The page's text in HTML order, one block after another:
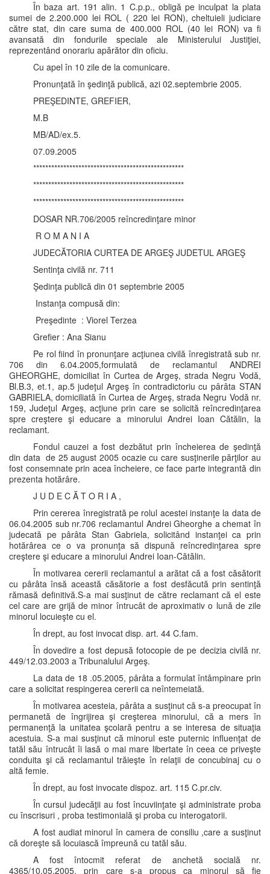
În baza art. 191 alin. 1 C.p.p., obligă pe inculpat la plata
sumei de 2.200.000 lei ROL ( 220 lei RON), cheltuieli judiciare
către stat, din care suma de 400.000 ROL (40 lei RON) va fi
avansată din fondurile speciale ale Ministerului Justiţiei,
reprezentând onorariu apărător din oficiu.
Cu apel în 10 zile de la comunicare.
Pronunţată în şedinţă publică, azi 02.septembrie 2005.
PREŞEDINTE, GREFIER,
M.B
MB/AD/ex.5.
07.09.2005
**************************************************
**************************************************
**************************************************
DOSAR NR.706/2005 reîncredinţare minor
R O M A N I A
JUDECĂTORIA CURTEA DE ARGEŞ JUDETUL ARGEŞ
Sentinţa civilă nr. 711
Şedinţa publică din 01 septembrie 2005
Instanţa compusă din:
Preşedinte : Viorel Terzea
Grefier : Ana Sianu
Pe rol fiind în pronunţare acţiunea civilă înregistrată sub nr.
706 din 6.04.2005,formulată de reclamantul ANDREI
GHEORGHE, domiciliat în Curtea de Argeş, strada Negru Vodă,
Bl.B.3, et.1, ap.5 judeţul Argeş în contradictoriu cu pârâta STAN
GABRIELA, domiciliată în Curtea de Argeş, strada Negru Vodă nr.
159, Judeţul Argeş, acţiune prin care se solicită reîncredinţarea
spre creştere şi educare a minorului Andrei Ioan Cătălin, la
reclamant.
Fondul cauzei a fost dezbătut prin încheierea de şedinţă
din data de 25 august 2005 ocazie cu care susţinerile părţilor au
fost consemnate prin acea încheiere, ce face parte integrantă din
prezenta hotărâre.
J U D E C Ă T O R I A ,
Prin cererea înregistrată pe rolul acestei instanţe la data de
06.04.2005 sub nr.706 reclamantul Andrei Gheorghe a chemat în
judecată pe pârâta Stan Gabriela, solicitând instanţei ca prin
hotărârea ce o va pronunţa să dispună reîncredinţarea spre
creştere şi educare a minorului Andrei Ioan-Cătălin.
În motivarea cererii reclamantul a arătat că a fost căsătorit
cu pârâta însă această căsătorie a fost desfăcută prin sentinţă
rămasă definitivă.S-a mai susţinut de către reclamant că el este
cel care are grijă de minor întrucât de aproximativ o lună de zile
minorul locuieşte cu el.
În drept, au fost invocat disp. art. 44 C.fam.
În dovedire a fost depusă fotocopie de pe decizia civilă nr.
449/12.03.2003 a Tribunalului Argeş.
La data de 18 .05.2005, pârâta a formulat întâmpinare prin
care a solicitat respingerea cererii ca neîntemeiată.
În motivarea acesteia, pârâta a susţinut că s-a preocupat în
permanetă de îngrijirea şi creşterea minorului, că a mers în
permanenţă la unitatea şcolară pentru a se interesa de situaţia
acestuia. S-a mai susţinut că minorul este puternic influenţat de
tatăl său întrucât îi lasă o mai mare libertate în ceea ce priveşte
conduita şi că reclamantul trăieşte în relaţii de concubinaj cu o
altă femie.
În drept, au fost invocate dispoz. art. 115 C.pr.civ.
În cursul judecăţii au fost încuviinţate şi administrate proba
cu înscrisuri , proba testimonială şi proba cu interogatorii.
A fost audiat minorul în camera de consiliu ,care a susţinut
că doreşte să locuiască împreună cu tatăl său.
A fost întocmit referat de anchetă socială nr.
4365/10.05.2005, prin care s-a propus ca minorul să fie